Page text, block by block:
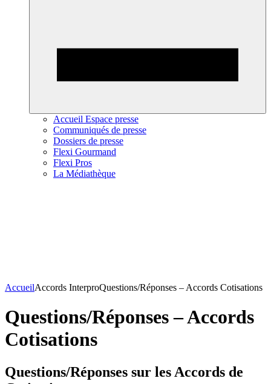
Accueil Espace presse
Communiqués de presse
Dossiers de presse
Flexi Gourmand
Flexi Pros
La Médiathèque
AccueilAccords InterproQuestions/Réponses – Accords Cotisations
Questions/Réponses – Accords
Cotisations
Questions/Réponses sur les Accords de